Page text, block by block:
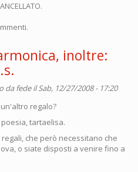
inoltre:
dafedeil Sab, 12/27/2008 - 17:20
regalo?
tartaelisa.
che però necessitano che
o siate disposti a venire fino a